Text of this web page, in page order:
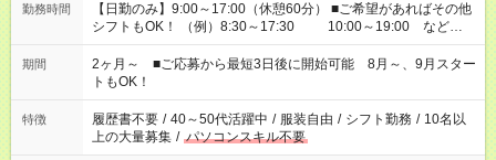
勤務時間
【日勤のみ】9:00～17:00（休憩60分） ■ご希望があればその他
シフトもOK！ （例）8:30～17:30 10:00～19:00 など
「家族とお休みを合わせたい」 「できれば残業はしたくない」
など、あなたのご希望に沿ったお仕事をご紹介します！ ※Wワ
ーク希望の方へ 今ご覧のお仕事で希望する勤務時間と、もう1つ
のお仕事の勤務時間。 合計で週40時間を超える場合は応募でき
ません
期間
2ヶ月～ ■ご応募から最短3日後に開始可能 8月～、9月スター
トもOK！
特徴 履歴書不要 / 40～50代活躍中 / 服装自由 / シフト勤務 / 10名以
上の大量募集 / パソコンスキル不要